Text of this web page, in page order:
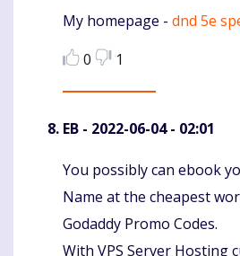
My homepage - dnd 5e
0
1
EB - 2022-06-04 - 02:01
Komentaras
You possibly can ebook
Name at the cheapest
Godaddy Promo Codes.
With VPS Server Hosting